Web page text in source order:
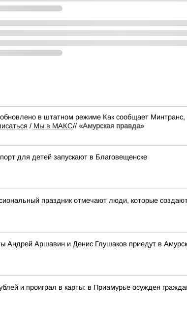
в штатном режиме Как сообщает
/ Мы в МАКС// «Амурская правда»
для детей запускают в Благовещенске
праздник отмечают люди, которые
Андрей Аршавин и Денис Глушаков приедут в
и проиграл в карты: в Приамурье осужден